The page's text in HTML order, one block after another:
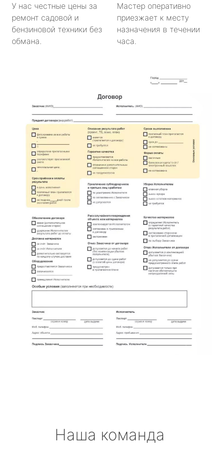
У нас честные цены за
ремонт садовой и
бензиновой техники без
обмана.
Мастер оперативно
приезжает к месту
назначения в течении
часа.
Наша команда